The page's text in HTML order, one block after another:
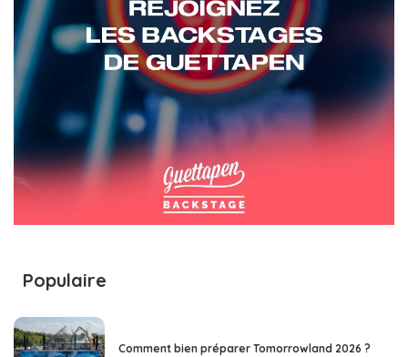
Populaire
Comment bien préparer Tomorrowland 2026 ?